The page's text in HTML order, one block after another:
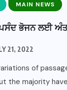
MAIN NEWS
ਭੋਜਨ ਲਈ
21, 2022
of
the majority